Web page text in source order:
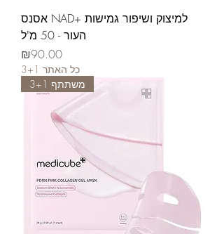
אסנס NAD+ למיצוק ושיפור גמישות
העור - 50 מ"ל
가격
₪90.00
3+1 כל האתר
משתתף 3+1